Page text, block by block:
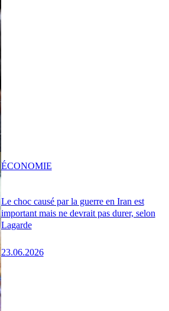
Le choc causé par la guerre en Iran est
important mais ne devrait pas durer, selon
Lagarde
23.06.2026
ÉCONOMIE